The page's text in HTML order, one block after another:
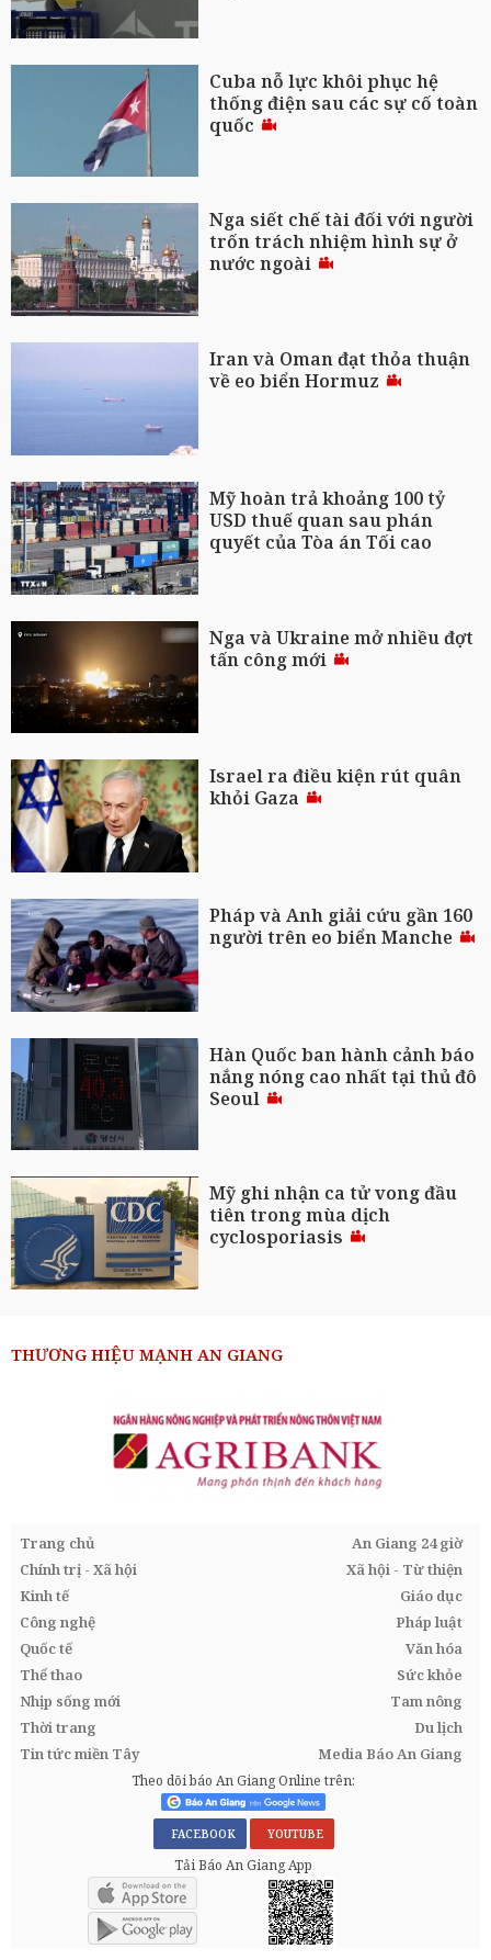
Cuba nỗ lực khôi phục hệ
thống điện sau các sự cố toàn
quốc
Nga siết chế tài đối với người
trốn trách nhiệm hình sự ở
nước ngoài
Iran và Oman đạt thỏa thuận
về eo biển Hormuz
Mỹ hoàn trả khoảng 100 tỷ
USD thuế quan sau phán
quyết của Tòa án Tối cao
Nga và Ukraine mở nhiều đợt
tấn công mới
Israel ra điều kiện rút quân
khỏi Gaza
Pháp và Anh giải cứu gần 160
người trên eo biển Manche
Hàn Quốc ban hành cảnh báo
nắng nóng cao nhất tại thủ đô
Seoul
Mỹ ghi nhận ca tử vong đầu
tiên trong mùa dịch
cyclosporiasis
THƯƠNG HIỆU MẠNH AN GIANG
Trang chủ
An Giang 24 giờ
Chính trị - Xã hội
Xã hội - Từ thiện
Kinh tế
Giáo dục
Công nghệ
Pháp luật
Quốc tế
Văn hóa
Thể thao
Sức khỏe
Nhịp sống mới
Tam nông
Thời trang
Du lịch
Tin tức miền Tây
Media Báo An Giang
Theo dõi báo An Giang Online trên:
FACEBOOK YOUTUBE
Tải Báo An Giang App